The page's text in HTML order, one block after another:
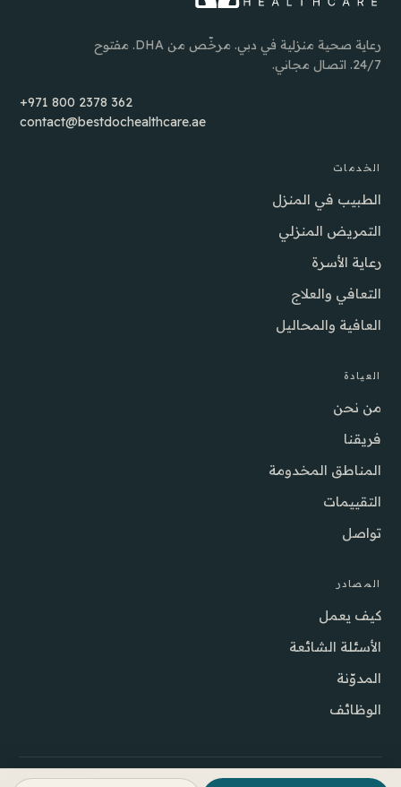
رعاية صحية منزلية في دبي. مرخّص من DHA. مفتوح
24/7. اتصال مجاني.
+971 800 2378 362
contact@bestdochealthcare.ae
الخدمات
الطبيب في المنزل
التمريض المنزلي
رعاية الأسرة
التعافي والعلاج
العافية والمحاليل
العيادة
من نحن
فريقنا
المناطق المخدومة
التقييمات
تواصل
المصادر
كيف يعمل
الأسئلة الشائعة
المدوّنة
الوظائف
© 2026 شركة Best DOC للرعاية الصحية المنزلية ذ.م.م.